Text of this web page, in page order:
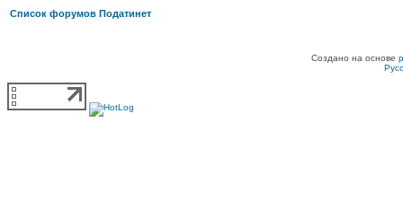
Список форумов Податинет
Создано на основе